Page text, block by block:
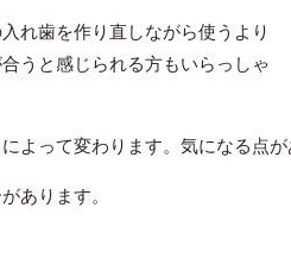
れ歯を作り直しながら使うより
うと感じられる方もいらっしゃ
よって変わります。気になる点
あります。